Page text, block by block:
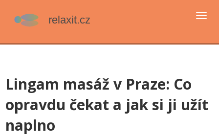
Lingam masáž v Praze: Co
opravdu čekat a jak si ji užít
naplno